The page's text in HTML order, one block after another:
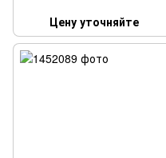
Цену уточняйте